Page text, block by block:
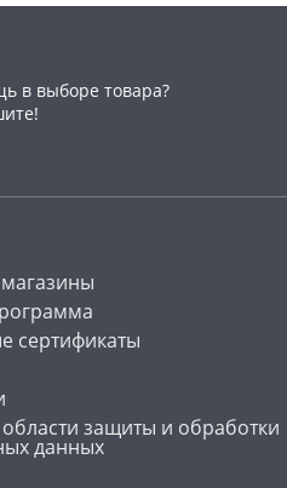
в выборе товара?
сертификаты
защиты и обработки
данных